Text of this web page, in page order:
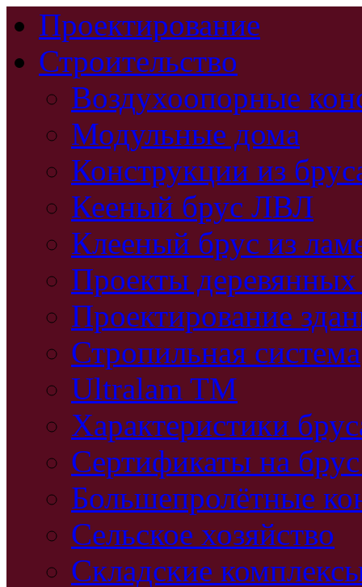
Проектирование
Строительство
Воздухоопорные
Модульные дома
Конструкции из
Кееный брус ЛВЛ
Клееный брус из
Проекты
Проектирование
Стропильная система
Ultralam TM
Характеристики
Сертификаты на
Большепролётные
Сельское хозяйство
Складские